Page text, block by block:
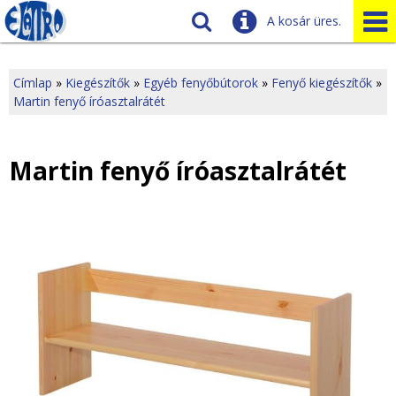
J
l
Címlap » Kiegészítők » Egyéb fenyőbútorok » Fenyő kiegészítők »
Martin fenyő íróasztalrátét
Martin fenyő íróasztalrátét
A kosár üres.
Tudnivalók